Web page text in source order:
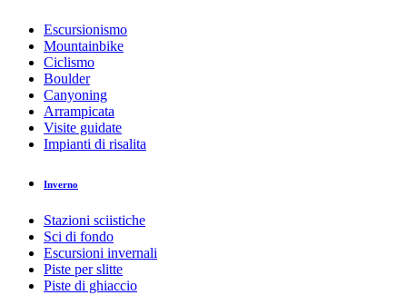
Escursionismo
Mountainbike
Ciclismo
Boulder
Canyoning
Arrampicata
Visite guidate
Impianti di risalita
Inverno
Stazioni sciistiche
Sci di fondo
Escursioni invernali
Piste per slitte
Piste di ghiaccio